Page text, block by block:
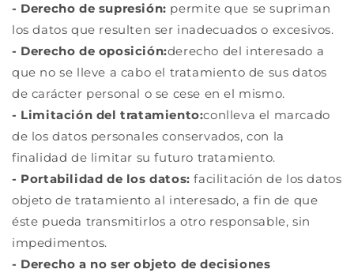
- Derecho de supresión: permite que se supriman
los datos que resulten ser inadecuados o excesivos.
- Derecho de oposición:derecho del interesado a
que no se lleve a cabo el tratamiento de sus datos
de carácter personal o se cese en el mismo.
- Limitación del tratamiento:conlleva el marcado
de los datos personales conservados, con la
finalidad de limitar su futuro tratamiento.
- Portabilidad de los datos:facilitación de los datos
objeto de tratamiento al interesado, a fin de que
éste pueda transmitirlos a otro responsable, sin
impedimentos.
- Derecho a no ser objeto de decisiones